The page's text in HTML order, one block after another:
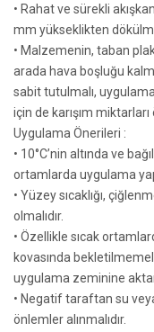
• Rahat ve sürekli
mm yükseklikten
• Malzemenin, taban
arada hava boşluğu
sabit tutulmalı,
için de karışım
Uygulama Önerileri :
• 10°C’nin altında ve
ortamlarda uygulama
• Yüzey sıcaklığı,
olmalıdır.
• Özellikle sıcak
kovasında
uygulama zeminine
• Negatif taraftan su
önlemler alınmalıdır.